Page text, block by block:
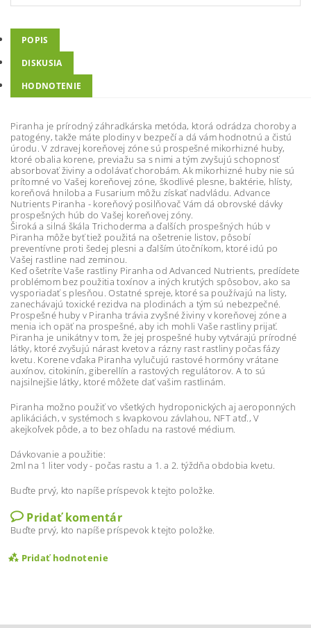
POPIS
DISKUSIA
HODNOTENIE
Piranha je prírodný záhradkárska metóda, ktorá odrádza choroby a
patogény, takže máte plodiny v bezpečí a dá vám hodnotnú a čistú
úrodu. V zdravej koreňovej zóne sú prospešné mikorhizné huby,
ktoré obalia korene, previažu sa s nimi a tým zvyšujú schopnosť
absorbovať živiny a odolávať chorobám. Ak mikorhizné huby nie sú
prítomné vo Vašej koreňovej zóne, škodlivé plesne, baktérie, hlísty,
koreňová hniloba a Fusarium môžu získať nadvládu. Advance
Nutrients Piranha - koreňový posilňovač Vám dá obrovské dávky
prospešných húb do Vašej koreňovej zóny.
Široká a silná škála Trichoderma a ďalších prospešných húb v
Piranha môže byť tiež použitá na ošetrenie listov, pôsobí
preventívne proti šedej plesni a ďalším útočníkom, ktoré idú po
Vašej rastline nad zeminou.
Keď ošetríte Vaše rastliny Piranha od Advanced Nutrients, predídete
problémom bez použitia toxínov a iných krutých spôsobov, ako sa
vysporiadať s plesňou. Ostatné spreje, ktoré sa používajú na listy,
zanechávajú toxické rezidva na plodinách a tým sú nebezpečné.
Prospešné huby v Piranha trávia zvyšné živiny v koreňovej zóne a
menia ich opäť na prospešné, aby ich mohli Vaše rastliny prijať.
Piranha je unikátny v tom, že jej prospešné huby vytvárajú prírodné
látky, ktoré zvyšujú nárast kvetov a rázny rast rastliny počas fázy
kvetu. Korene vďaka Piranha vylučujú rastové hormóny vrátane
auxínov, citokinín, giberellín a rastových regulátorov. A to sú
najsilnejšie látky, ktoré môžete dať vašim rastlinám.
Piranha možno použiť vo všetkých hydroponických aj aeroponných
aplikáciách, v systémoch s kvapkovou závlahou, NFT atď., V
akejkoľvek pôde, a to bez ohľadu na rastové médium.
Dávkovanie a použitie:
2ml na 1 liter vody - počas rastu a 1. a 2. týždňa obdobia kvetu.
Buďte prvý, kto napíše príspevok k tejto položke.
Pridať komentár
Buďte prvý, kto napíše príspevok k tejto položke.
Pridať hodnotenie